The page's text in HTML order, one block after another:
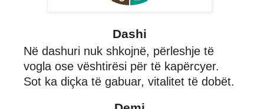
Dashi
Në dashuri nuk shkojnë, përleshje të
vogla ose vështirësi për të kapërcyer.
Sot ka diçka të gabuar, vitalitet të dobët.